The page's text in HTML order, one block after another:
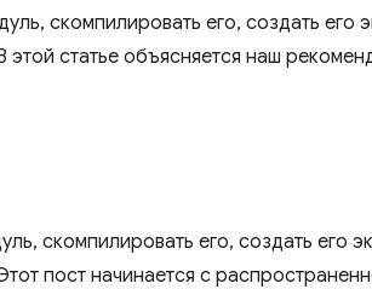
скомпилировать его, создать его
этой статье объясняется наш
скомпилировать его, создать его
пост начинается с